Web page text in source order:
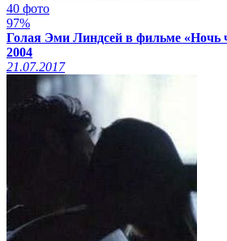
40 фото
97%
Голая Эми Линдсей в фильме «Ночь
2004
21.07.2017